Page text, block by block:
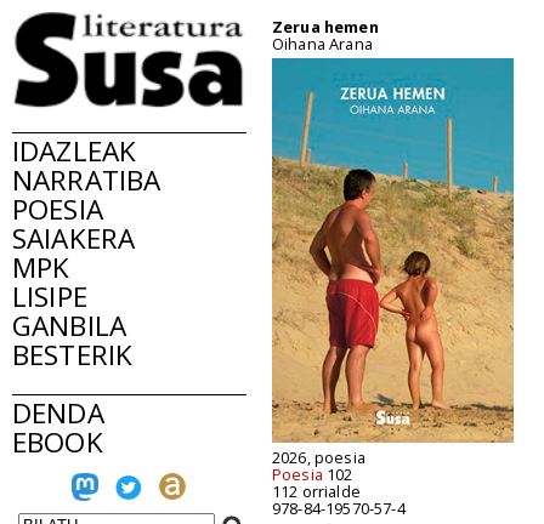
IDAZLEAK
NARRATIBA
POESIA
SAIAKERA
MPK
LISIPE
GANBILA
BESTERIK
DENDA
EBOOK
Zerua hemen
Oihana Arana
2026, poesia
Poesia 102
112 orrialde
978-84-19570-57-4